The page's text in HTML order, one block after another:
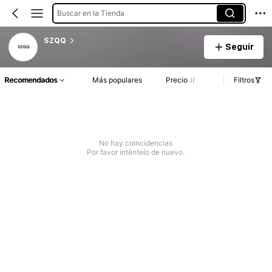
Buscar en la Tienda
SZQQ
Seguir
Recomendados Más populares Precio Filtros
No hay coincidencias
Por favor inténtelo de nuevo.